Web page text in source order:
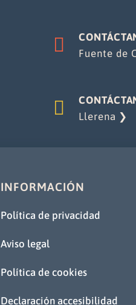

Fuente de

Llerena ❯
INFORMACIÓN
Política de privacidad
Aviso legal
Política de cookies
Declaración accesibilidad